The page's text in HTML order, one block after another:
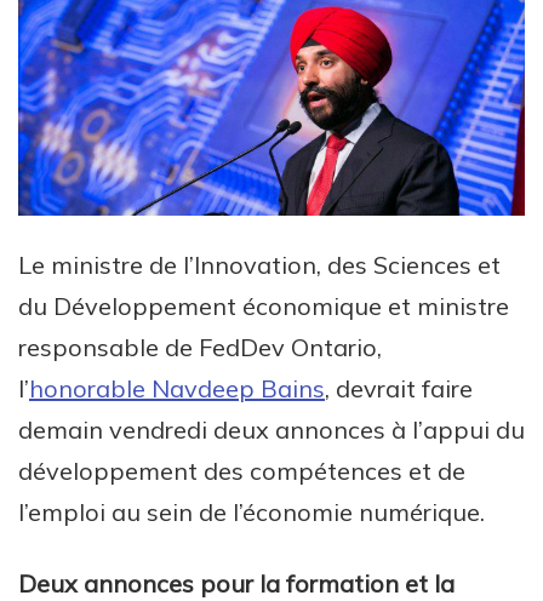
Le ministre de l’Innovation, des Sciences et
du Développement économique et ministre
responsable de FedDev Ontario,
l’honorable Navdeep Bains, devrait faire
demain vendredi deux annonces à l’appui du
développement des compétences et de
l’emploi au sein de l’économie numérique.
Deux annonces pour la formation et la